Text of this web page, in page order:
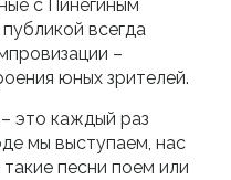
с Пинегиным
всегда
–
юных зрителей.
это каждый раз
мы выступаем, нас
песни поем или